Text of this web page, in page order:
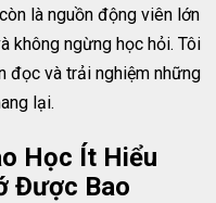
là nguồn động viên lớn
không ngừng học hỏi. Tôi
đọc và trải nghiệm những
lại.
Học Ít Hiểu
Được Bao